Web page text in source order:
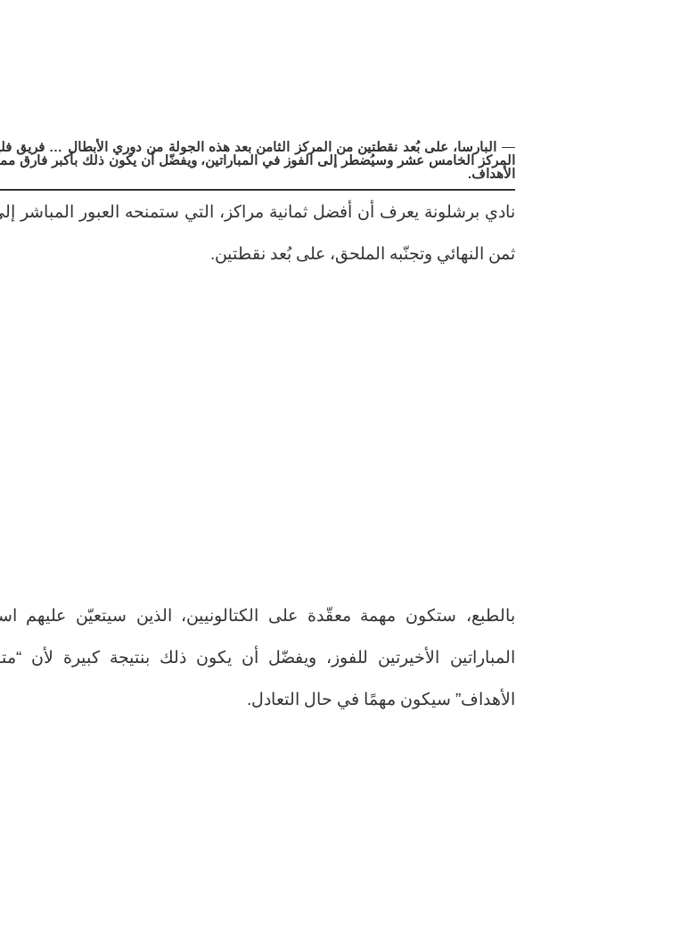
— البارسا، على بُعد نقطتين من المركز الثامن بعد هذه الجولة من دوري الأبطال … فريق
المركز الخامس عشر وسيُضطر إلى الفوز في المباراتين، ويفضّل أن يكون ذلك بأكبر فارق
الأهداف.
نادي برشلونة يعرف أن أفضل ثمانية مراكز، التي ستمنحه العبور المباشر
ثمن النهائي وتجنّبه الملحق، على بُعد نقطتين.
بالطبع، ستكون مهمة معقّدة على الكتالونيين، الذين سيتعيّن عليهم
المباراتين الأخيرتين للفوز، ويفضّل أن يكون ذلك بنتيجة كبيرة لأن
الأهداف” سيكون مهمًا في حال التعادل.